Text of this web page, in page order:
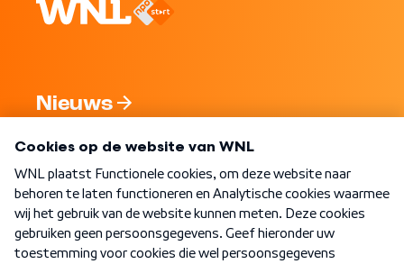
Nieuws
Nieuwsbrief
Word Lid